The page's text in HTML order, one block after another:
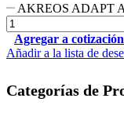
AKREOS ADAPT
Agregar a cotización
Añadir a la lista de
Categorías de